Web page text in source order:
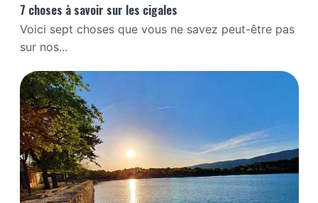
7 choses à savoir sur les cigales
Voici sept choses que vous ne savez peut-être pas
sur nos...